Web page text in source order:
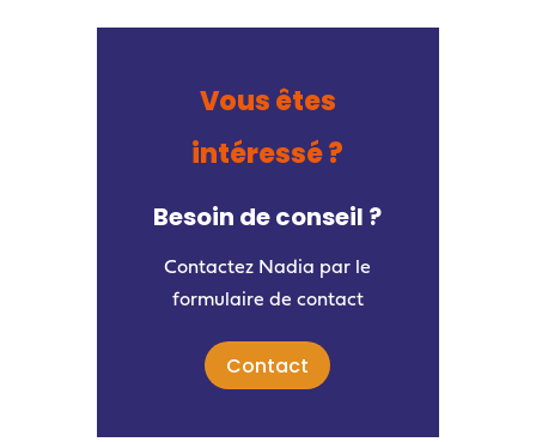
Vous êtes
intéressé ?
Besoin de conseil ?
Contactez Nadia par le
formulaire de contact
Contact